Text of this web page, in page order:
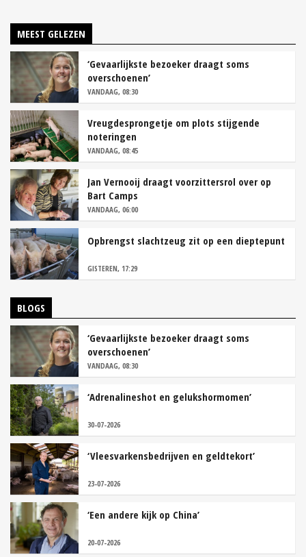
MEEST GELEZEN
‘Gevaarlijkste bezoeker draagt soms
overschoenen’
VANDAAG, 08:30
Vreugdesprongetje om plots stijgende
noteringen
VANDAAG, 08:45
Jan Vernooij draagt voorzittersrol over op
Bart Camps
VANDAAG, 06:00
Opbrengst slachtzeug zit op een dieptepunt
GISTEREN, 17:29
BLOGS
‘Gevaarlijkste bezoeker draagt soms
overschoenen’
VANDAAG, 08:30
‘Adrenalineshot en gelukshormomen’
30-07-2026
‘Vleesvarkensbedrijven en geldtekort’
23-07-2026
‘Een andere kijk op China’
20-07-2026